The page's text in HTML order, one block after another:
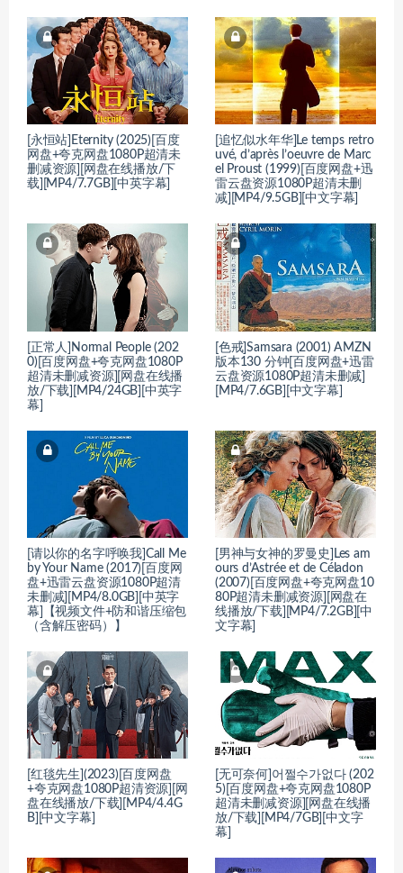
[永恒站]Eternity (2025)[百度
网盘+夸克网盘1080P超清未
删减资源][网盘在线播放/下
载][MP4/7.7GB][中英字幕]
[追忆似水年华]Le temps retro
uvé, d’après l’oeuvre de Marc
el Proust (1999)[百度网盘+迅
雷云盘资源1080P超清未删
减][MP4/9.5GB][中文字幕]
[正常人]Normal People (202
0)[百度网盘+夸克网盘1080P
超清未删减资源][网盘在线播
放/下载][MP4/24GB][中英字
幕]
[色戒]Samsara (2001) AMZN
版本130 分钟[百度网盘+迅雷
云盘资源1080P超清未删减]
[MP4/7.6GB][中文字幕]
[请以你的名字呼唤我]Call Me
by Your Name (2017)[百度网
盘+迅雷云盘资源1080P超清
未删减][MP4/8.0GB][中英字
幕]【视频文件+防和谐压缩包
（含解压密码）】
[男神与女神的罗曼史]Les am
ours d’Astrée et de Céladon
(2007)[百度网盘+夸克网盘10
80P超清未删减资源][网盘在
线播放/下载][MP4/7.2GB][中
文字幕]
[红毯先生](2023)[百度网盘
+夸克网盘1080P超清资源][网
盘在线播放/下载][MP4/4.4G
B][中文字幕]
[无可奈何]어쩔수가없다 (202
5)[百度网盘+夸克网盘1080P
超清未删减资源][网盘在线播
放/下载][MP4/7GB][中文字
幕]